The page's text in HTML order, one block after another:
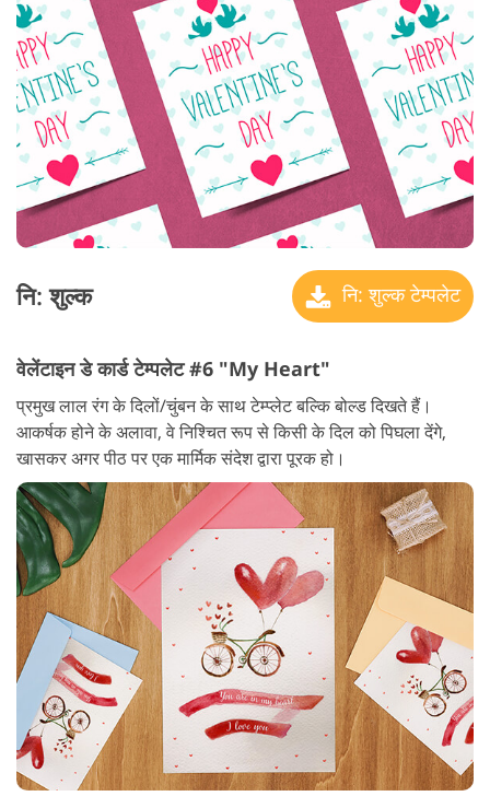
नि: शुल्क नि: शुल्क टेम्पलेट
वेलेंटाइन डे कार्ड टेम्पलेट #6 "My Heart"
प्रमुख लाल रंग के दिलों/चुंबन के साथ टेम्प्लेट बल्कि बोल्ड दिखते हैं।
आकर्षक होने के अलावा, वे निश्चित रूप से किसी के दिल को पिघला देंगे,
खासकर अगर पीठ पर एक मार्मिक संदेश द्वारा पूरक हो।